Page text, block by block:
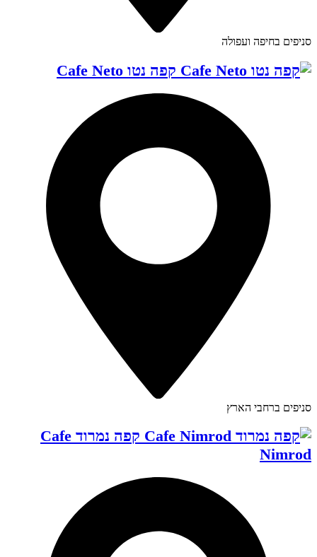
סניפים בחיפה ועפולה
קפה נטו Cafe Neto
סניפים ברחבי הארץ
קפה נמרוד Cafe
Nimrod